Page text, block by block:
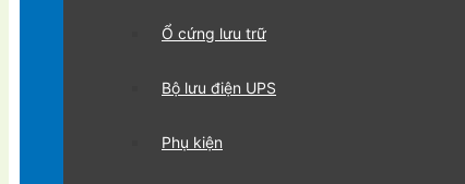
Ổ cứng lưu trữ
Bộ lưu điện UPS
Phụ kiện